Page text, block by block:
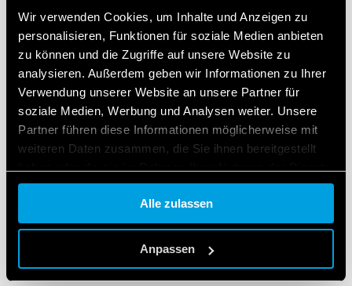
Wir verwenden Cookies, um Inhalte und Anzeigen zu
personalisieren, Funktionen für soziale Medien anbieten
zu können und die Zugriffe auf unsere Website zu
analysieren. Außerdem geben wir Informationen zu Ihrer
Verwendung unserer Website an unsere Partner für
soziale Medien, Werbung und Analysen weiter. Unsere
Partner führen diese Informationen möglicherweise mit
weiteren Daten zusammen, die Sie ihnen bereitgestellt
gesammelt haben.
Cookie policy.
Alle zulassen
Anpassen